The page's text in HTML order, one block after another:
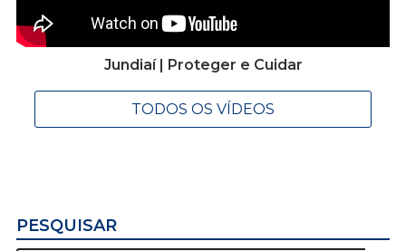
Jundiaí | Proteger e Cuidar
TODOS OS VÍDEOS
PESQUISAR